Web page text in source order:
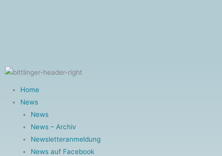
a
c
e
b
o
t
u
n
a
Home
News
News
News – Archiv
Newsletteranmeldung
News auf Facebook